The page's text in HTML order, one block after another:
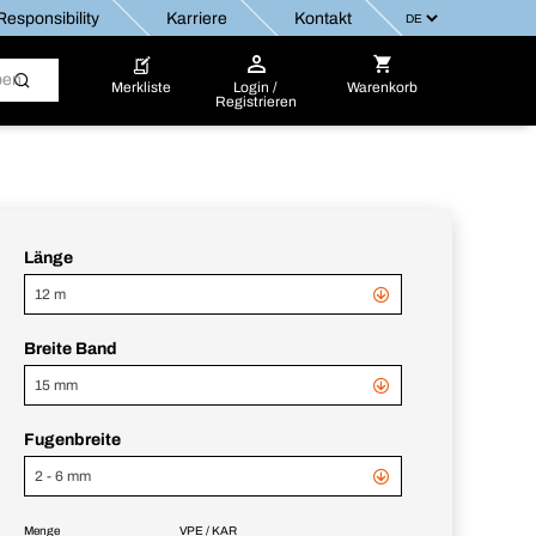
Karriere Kontakt
Merkliste
Login /
Registrieren
Warenkorb
Länge
12 m
Breite Band
15 mm
Fugenbreite
2 - 6 mm
VPE / KAR
Menge